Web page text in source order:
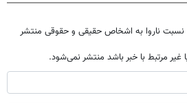
نسبت ناروا به اشخاص حقیقی و حقوقی منتشر
غیر مرتبط با خبر باشد منتشر نمی‌شود.